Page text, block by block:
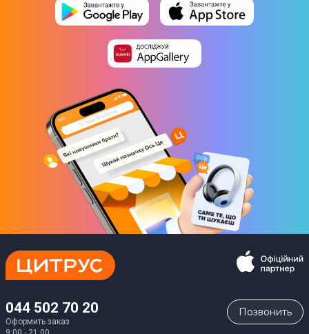
044 502 70 20
Оформить заказ
Позвонить